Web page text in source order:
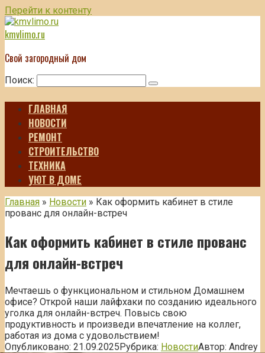
Перейти к контенту
kmvlimo.ru
Свой загородный дом
Поиск:
ГЛАВНАЯ
НОВОСТИ
РЕМОНТ
СТРОИТЕЛЬСТВО
ТЕХНИКА
УЮТ В ДОМЕ
Главная » Новости » Как оформить кабинет в стиле
прованс для онлайн-встреч
Как оформить кабинет в стиле прованс
для онлайн-встреч
Мечтаешь о функциональном и стильном Домашнем
офисе? Открой наши лайфхаки по созданию идеального
уголка для онлайн-встреч. Повысь свою
продуктивность и произведи впечатление на коллег,
работая из дома с удовольствием!
Опубликовано: 21.09.2025Рубрика: НовостиАвтор: Andrey